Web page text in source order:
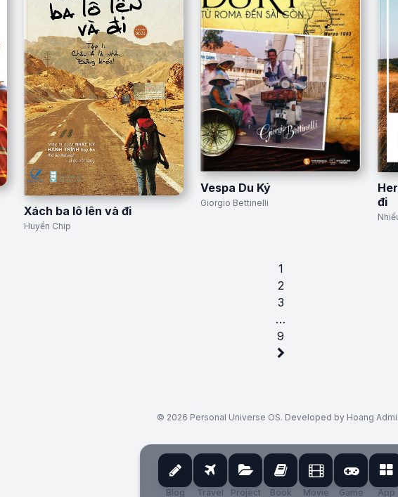
Xách ba lô lên và đi
Huyền Chip
Vespa Du Ký
Giorgio Bettinelli
đi
1
2
3
…
9
© 2026 Personal Universe OS. Developed by Hoang
Blog Travel Project Book Movie Game App